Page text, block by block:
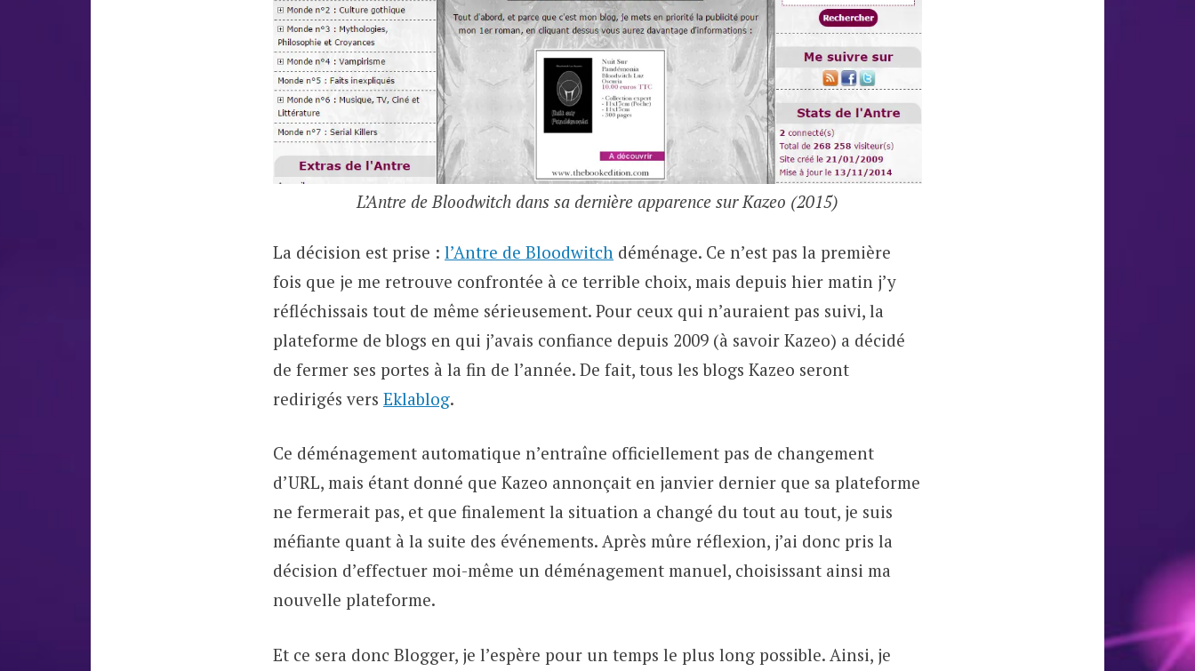
L’Antre de Bloodwitch dans sa dernière apparence sur Kazeo (2015)
La décision est prise : l’Antre de Bloodwitch déménage. Ce n’est pas la première
fois que je me retrouve confrontée à ce terrible choix, mais depuis hier matin j’y
réfléchissais tout de même sérieusement. Pour ceux qui n’auraient pas suivi, la
plateforme de blogs en qui j’avais confiance depuis 2009 (à savoir Kazeo) a décidé
de fermer ses portes à la fin de l’année. De fait, tous les blogs Kazeo seront
redirigés vers Eklablog.
Ce déménagement automatique n’entraîne officiellement pas de changement
d’URL, mais étant donné que Kazeo annonçait en janvier dernier que sa plateforme
ne fermerait pas, et que finalement la situation a changé du tout au tout, je suis
méfiante quant à la suite des événements. Après mûre réflexion, j’ai donc pris la
décision d’effectuer moi-même un déménagement manuel, choisissant ainsi ma
nouvelle plateforme.
Et ce sera donc Blogger, je l’espère pour un temps le plus long possible. Ainsi, je